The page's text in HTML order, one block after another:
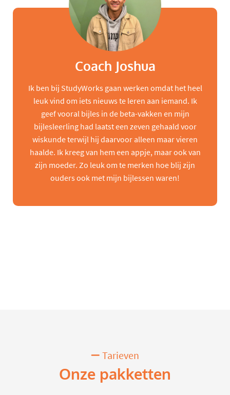
Coach Joshua
Ik ben bij StudyWorks gaan werken omdat het heel
leuk vind om iets nieuws te leren aan iemand. Ik
geef vooral bijles in de beta-vakken en mijn
bijlesleerling had laatst een zeven gehaald voor
wiskunde terwijl hij daarvoor alleen maar vieren
haalde. Ik kreeg van hem een appje, maar ook van
zijn moeder. Zo leuk om te merken hoe blij zijn
ouders ook met mijn bijlessen waren!
Tarieven
Onze pakketten